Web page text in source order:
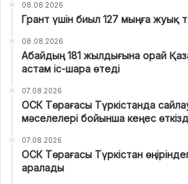
08.08.2026
Грант үшін биыл 127 мыңға жуық
08.08.2026
Абайдың 181 жылдығына орай
астам іс-шара өтеді
07.08.2026
ОСК Төрағасы Түркістанда
мәселелері бойынша кеңес
07.08.2026
ОСК Төрағасы Түркістан
аралады